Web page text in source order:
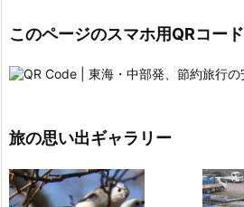
このページのスマホ用QRコード
旅の思い出ギャラリー